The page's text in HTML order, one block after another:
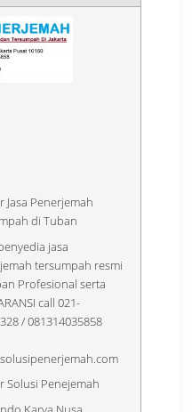
Jasa Penerjemah
di Tuban
jasa
tersumpah resmi
Profesional serta
call 021-
/ 081314035858
Solusi Penejemah